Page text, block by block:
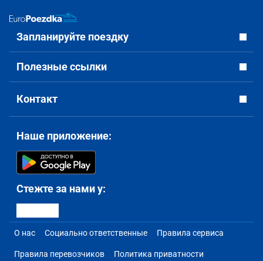
Запланируйте поездку
Полезные ссылки
Контакт
Наше приложение:
Стежте за нами у:
О нас Социально ответственные Правила сервиса
Правила перевозчиков Политика приватности